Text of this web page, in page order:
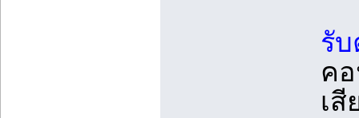
รั
ค
เสี